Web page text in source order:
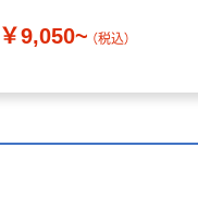
￥9,050~ （税込）